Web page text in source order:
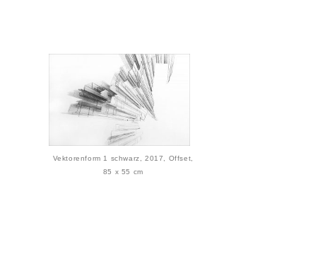
Vektorenform 1 schwarz, 2017, Offset,
85 x 55 cm